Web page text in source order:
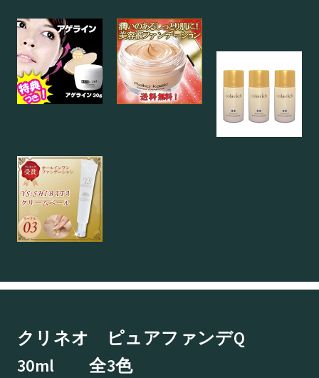
クリネオ ピュアファンデQ
30ml 全3色